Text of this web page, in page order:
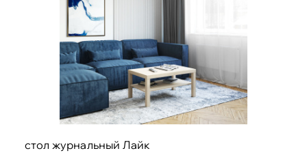
стол журнальный Лайк